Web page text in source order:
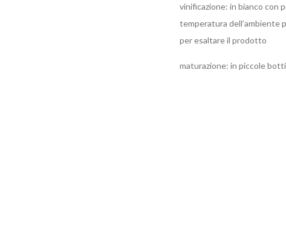
vinificazione: in bianco con
temperatura dell’ambiente
per esaltare il prodotto
maturazione: in piccole